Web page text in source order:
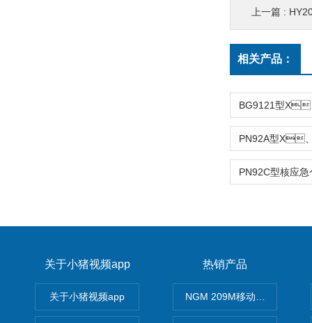
上一篇 :
相关产品：
关于小猪视频app
关于小猪视频app
热销产品
NGM 209M移动式惰性气体